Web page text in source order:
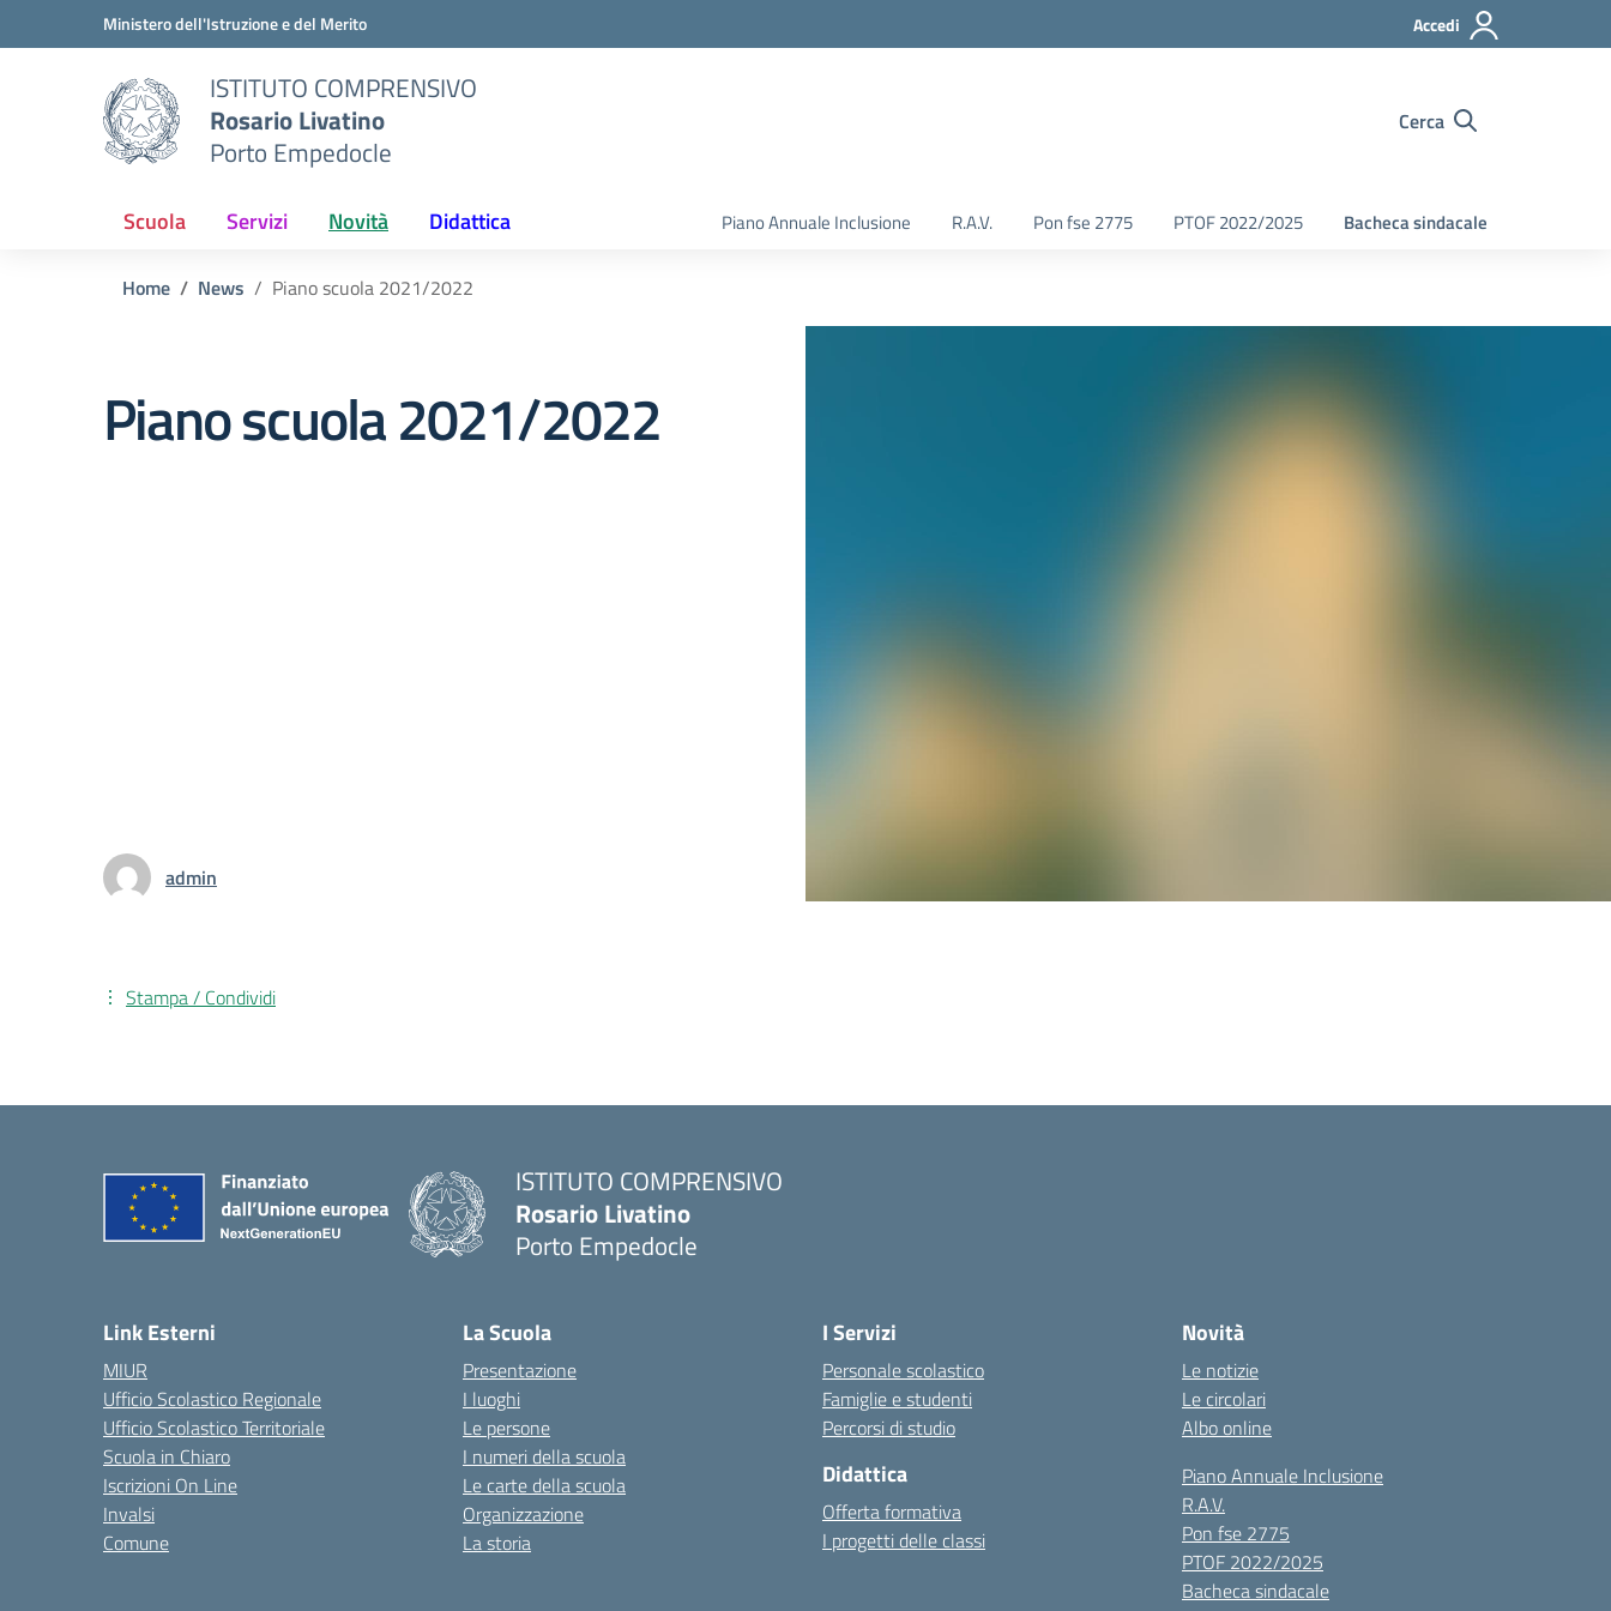
Vai ai contenuti
Vai al menu di navigazioneMinistero dell'Istruzione e del Merito Accedi
ISTITUTO COMPRENSIVO
Rosario Livatino
Porto Empedocle
Cerca
Scuola Servizi Novità Didattica Piano Annuale Inclusione R.A.V. Pon fse 2775 PTOF 2022/2025 Bacheca sindacale
Home News Piano scuola 2021/2022
Piano scuola 2021/2022
admin
Stampa / Condividi
ISTITUTO COMPRENSIVO
Rosario Livatino
Porto Empedocle
Link Esterni
MIUR
Ufficio Scolastico Regionale
Ufficio Scolastico Territoriale
Scuola in Chiaro
Iscrizioni On Line
Invalsi
Comune
La Scuola
Presentazione
I luoghi
Le persone
I numeri della scuola
Le carte della scuola
Organizzazione
La storia
I Servizi
Personale scolastico
Famiglie e studenti
Percorsi di studio
Didattica
Offerta formativa
I progetti delle classi
Novità
Le notizie
Le circolari
Albo online
Piano Annuale Inclusione
R.A.V.
Pon fse 2775
PTOF 2022/2025
Bacheca sindacale